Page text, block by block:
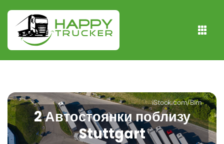
iStock.com/Bim
2 Автостоянки поблизу
Stuttgart